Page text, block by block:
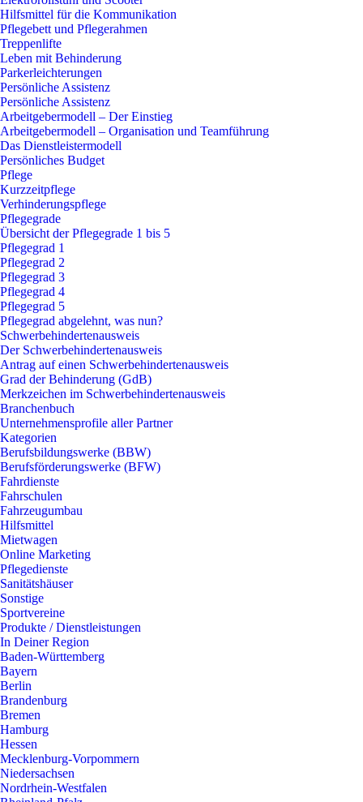
Hilfsmittel für die Kommunikation
Pflegebett und Pflegerahmen
Treppenlifte
Leben mit Behinderung
Parkerleichterungen
Persönliche Assistenz
Persönliche Assistenz
Arbeitgebermodell – Der Einstieg
Arbeitgebermodell – Organisation und Teamführung
Das Dienstleistermodell
Persönliches Budget
Pflege
Kurzzeitpflege
Verhinderungspflege
Pflegegrade
Übersicht der Pflegegrade 1 bis 5
Pflegegrad 1
Pflegegrad 2
Pflegegrad 3
Pflegegrad 4
Pflegegrad 5
Pflegegrad abgelehnt, was nun?
Schwerbehindertenausweis
Der Schwerbehindertenausweis
Antrag auf einen Schwerbehindertenausweis
Grad der Behinderung (GdB)
Merkzeichen im Schwerbehindertenausweis
Branchenbuch
Unternehmensprofile aller Partner
Kategorien
Berufsbildungswerke (BBW)
Berufsförderungswerke (BFW)
Fahrdienste
Fahrschulen
Fahrzeugumbau
Hilfsmittel
Mietwagen
Online Marketing
Pflegedienste
Sanitätshäuser
Sonstige
Sportvereine
Produkte / Dienstleistungen
In Deiner Region
Baden-Württemberg
Bayern
Berlin
Brandenburg
Bremen
Hamburg
Hessen
Mecklenburg-Vorpommern
Niedersachsen
Nordrhein-Westfalen